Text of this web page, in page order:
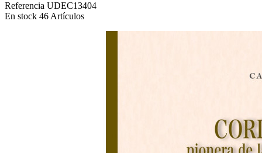
Referencia UDEC13404
En stock 46 Artículos